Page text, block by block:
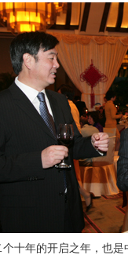
年的开启之年，也是